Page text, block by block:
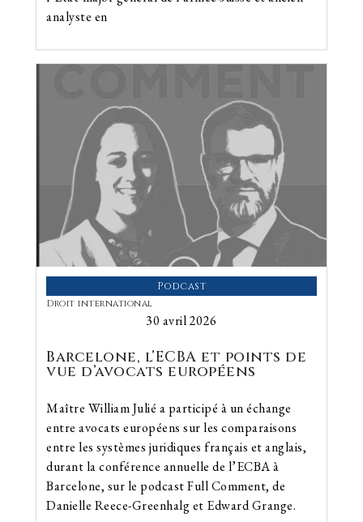
analyste en
Podcast
Droit international
30 avril 2026
Barcelone, l’ECBA et points de
vue d’avocats européens
Maître William Julié a participé à un échange
entre avocats européens sur les comparaisons
entre les systèmes juridiques français et anglais,
durant la conférence annuelle de l’ECBA à
Barcelone, sur le podcast Full Comment, de
Danielle Reece-Greenhalg et Edward Grange.